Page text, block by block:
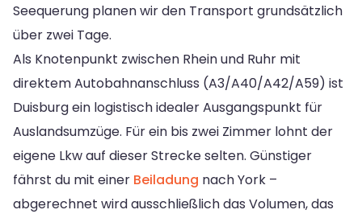
Seequerung planen wir den Transport grundsätzlich
über zwei Tage.
Als Knotenpunkt zwischen Rhein und Ruhr mit
direktem Autobahnanschluss (A3/A40/A42/A59) ist
Duisburg ein logistisch idealer Ausgangspunkt für
Auslandsumzüge. Für ein bis zwei Zimmer lohnt der
eigene Lkw auf dieser Strecke selten. Günstiger
fährst du mit einer Beiladung nach York –
abgerechnet wird ausschließlich das Volumen, das